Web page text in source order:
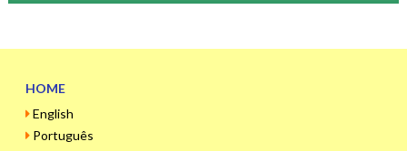
HOME
English
Português